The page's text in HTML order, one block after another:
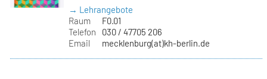
→ Lehrangebote
Raum
F0.01
Telefon
030 / 47705 206
Email
mecklenburg(at)kh-berlin.de